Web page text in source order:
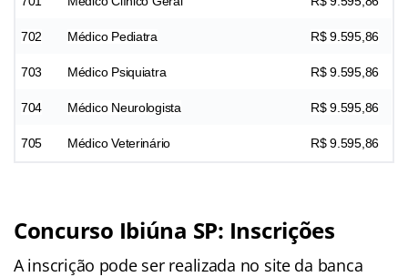
702 Médico Pediatra R$ 9.595,86
703 Médico Psiquiatra R$ 9.595,86
704 Médico Neurologista R$ 9.595,86
705 Médico Veterinário R$ 9.595,86
Concurso Ibiúna SP: Inscrições
A inscrição pode ser realizada no site da banca